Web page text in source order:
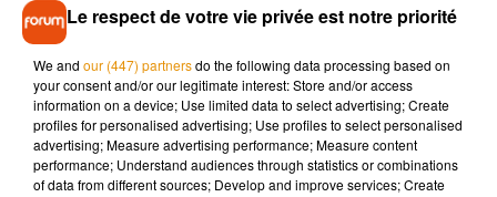
failles dans les inscriptions des élèves, qui pourraient plus
facilement s'inscrire en tant que candidat libre et réclament
aujourd’hui que l’arrivée de la concurrence soit soumise aux
mêmes règles. Des perturbations sont déjà visibles depuis
ce matin, notamment sur l’A6 entre l’Essonne et la capitale
où une opération escargot a été menée.
Le respect de votre vie privée est notre priorité
We and our (447) partnersdo the following data processing based on
your consent and/or our legitimate interest: Store and/or access
information on a device; Use limited data to select advertising; Create
profiles for personalised advertising; Use profiles to select personalised
advertising; Measure advertising performance; Measure content
performance; Understand audiences through statistics or combinations
of data from different sources; Develop and improve services; Create